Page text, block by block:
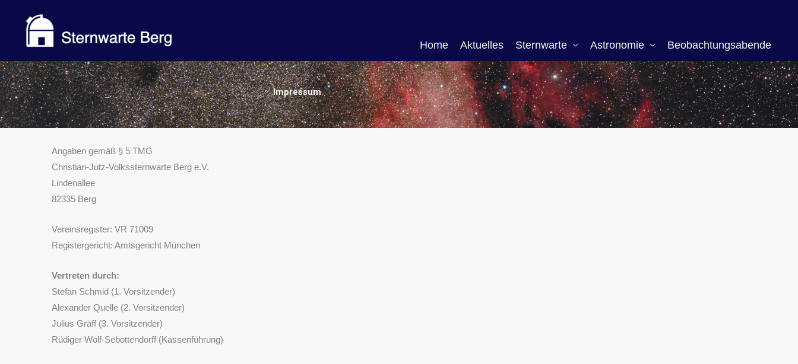
Home Aktuelles Sternwarte Astronomie Beobachtungsabende
Impressum
Angaben gemäß § 5 TMG
Christian-Jutz-Volkssternwarte Berg e.V.
Lindenallee
82335 Berg
Vereinsregister: VR 71009
Registergericht: Amtsgericht München
Vertreten durch:
Stefan Schmid (1. Vorsitzender)
Alexander Quelle (2. Vorsitzender)
Julius Gräff (3. Vorsitzender)
Rüdiger Wolf-Sebottendorff (Kassenführung)